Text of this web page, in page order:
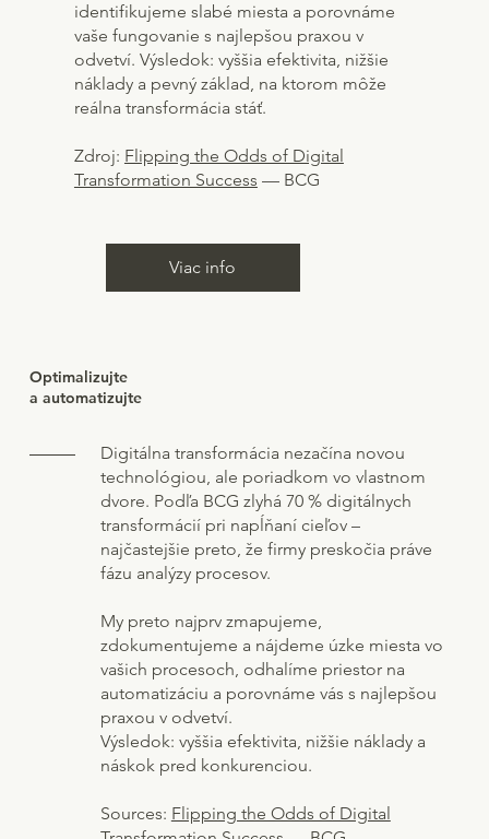
identifikujeme slabé miesta a porovnáme
vaše fungovanie s najlepšou praxou v
odvetví. Výsledok: vyššia efektivita, nižšie
náklady a pevný základ, na ktorom môže
reálna transformácia stáť.
Zdroj: Flipping the Odds of Digital
Transformation Success — BCG
Viac info
Optimalizujte
a automatizujte
Digitálna transformácia nezačína novou
technológiou, ale poriadkom vo vlastnom
dvore. Podľa BCG zlyhá 70 % digitálnych
transformácií pri napĺňaní cieľov –
najčastejšie preto, že firmy preskočia práve
fázu analýzy procesov.
My preto najprv zmapujeme,
zdokumentujeme a nájdeme úzke miesta vo
vašich procesoch, odhalíme priestor na
automatizáciu a porovnáme vás s najlepšou
praxou v odvetví.
Výsledok: vyššia efektivita, nižšie náklady a
náskok pred konkurenciou.
Sources: Flipping the Odds of Digital